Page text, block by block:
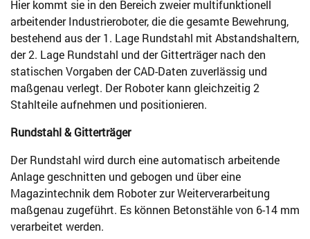
Hier kommt sie in den Bereich zweier multifunktionell
arbeitender Industrieroboter, die die gesamte Bewehrung,
bestehend aus der 1. Lage Rundstahl mit Abstandshaltern,
der 2. Lage Rundstahl und der Gitterträger nach den
statischen Vorgaben der CAD-Daten zuverlässig und
maßgenau verlegt. Der Roboter kann gleichzeitig 2
Stahlteile aufnehmen und positionieren.
Rundstahl & Gitterträger
Der Rundstahl wird durch eine automatisch arbeitende
Anlage geschnitten und gebogen und über eine
Magazintechnik dem Roboter zur Weiterverarbeitung
maßgenau zugeführt. Es können Betonstähle von 6-14 mm
verarbeitet werden.